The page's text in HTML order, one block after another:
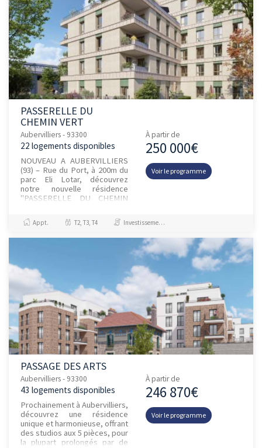
PASSERELLE DU
CHEMIN VERT
Aubervilliers - 93300
22 logements disponibles
NOUVEAU A AUBERVILLIERS
(93) – Rue du Port, à 200m du
parc Eli Lotar, découvrez
notre nouvelle résidence
"PASSERELLE DU CHEMIN
d’appartements du studio au 5
pièces...
À partir de
250 000€
Voir le programme
Appt. T2, T3, T4 Investissement et Défiscalisation, Jeanbrun
PASSAGE DES ARTS
Aubervilliers - 93300
43 logements disponibles
Prochainement à Aubervilliers,
découvrez une résidence
unique et harmonieuse, offrant
des studios aux 5 pièces, pour
la plupart prolongés par de
À partir de
246 870€
Voir le programme